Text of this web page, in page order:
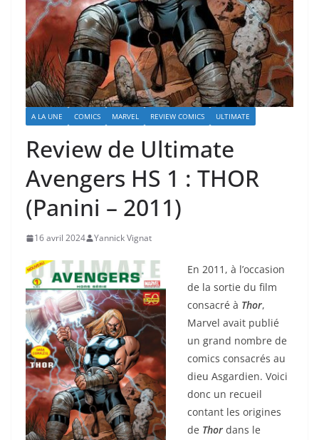
A LA UNE COMICS MARVEL REVIEW COMICS ULTIMATE
Review de Ultimate
Avengers HS 1 : THOR
(Panini – 2011)
16 avril 2024 Yannick Vignat
En 2011, à l’occasion
de la sortie du film
consacré à Thor,
Marvel avait publié
un grand nombre de
comics consacrés au
dieu Asgardien. Voici
donc un recueil
contant les origines
de Thor dans le